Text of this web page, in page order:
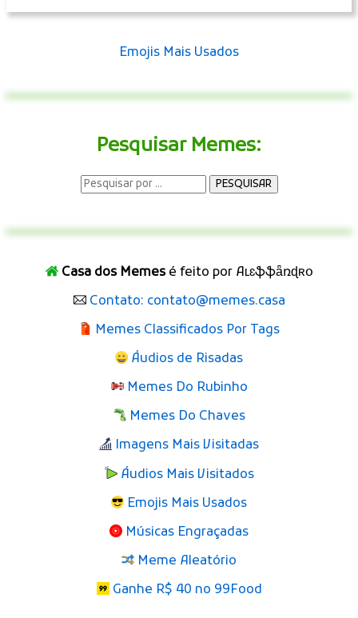
Emojis Mais Usados
Pesquisar Memes:
Casa dos Memesé feito por Aʟɛֆֆǟռɖʀօ
Contato: contato@memes.casa
Memes Classificados Por Tags
Áudios de Risadas
Memes Do Rubinho
Memes Do Chaves
Imagens Mais Visitadas
Áudios Mais Visitados
Emojis Mais Usados
Músicas Engraçadas
Meme Aleatório
Ganhe R$ 40 no 99Food